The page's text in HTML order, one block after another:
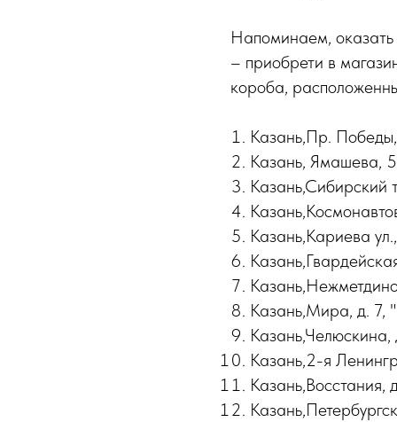
Напоминаем,
– приобрети в
короба,
Казань,Пр.
Казань, Ямашева,
Казань,Сибирский
Казань,Кариева
Казань,Мира, д. 7,
Казань,2-я